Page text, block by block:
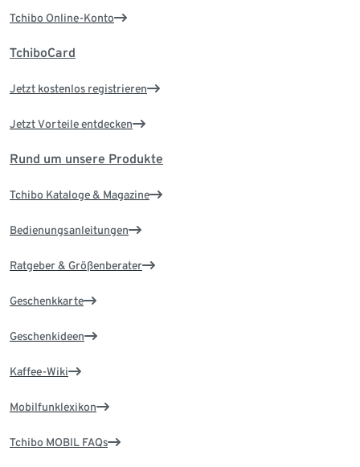
Tchibo Online-Konto
TchiboCard
Jetzt kostenlos registrieren
Jetzt Vorteile entdecken
Rund um unsere Produkte
Tchibo Kataloge & Magazine
Bedienungsanleitungen
Ratgeber & Größenberater
Geschenkkarte
Geschenkideen
Kaffee-Wiki
Mobilfunklexikon
Tchibo MOBIL FAQs